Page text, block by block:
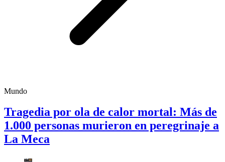
Mundo
Tragedia por ola de calor mortal: Más de
1.000 personas murieron en peregrinaje a
La Meca